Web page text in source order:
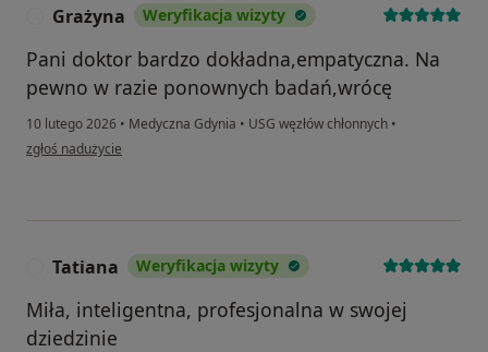
Grażyna Weryfikacja wizyty
Pani doktor bardzo dokładna,empatyczna. Na
pewno w razie ponownych badań,wrócę
10 lutego 2026 • Medyczna Gdynia • USG węzłów chłonnych •
w opinii użytkownika Grażyna
zgłoś nadużycie
Tatiana Weryfikacja wizyty
Miła, inteligentna, profesjonalna w swojej
dziedzinie